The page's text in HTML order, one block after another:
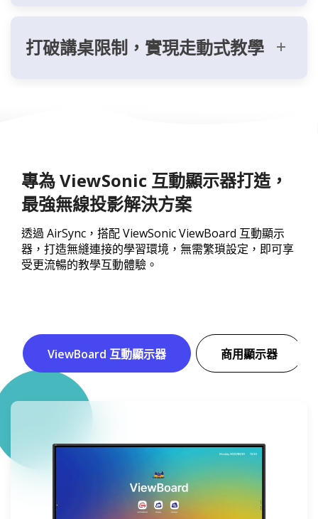
打破講桌限制，實現走動式教學
專為 ViewSonic 互動顯示器打造，
最強無線投影解決方案
透過 AirSync，搭配 ViewSonic ViewBoard 互動顯示
器，打造無縫連接的學習環境，無需繁瑣設定，即可享
受更流暢的教學互動體驗。
ViewBoard 互動顯示器 商用顯示器